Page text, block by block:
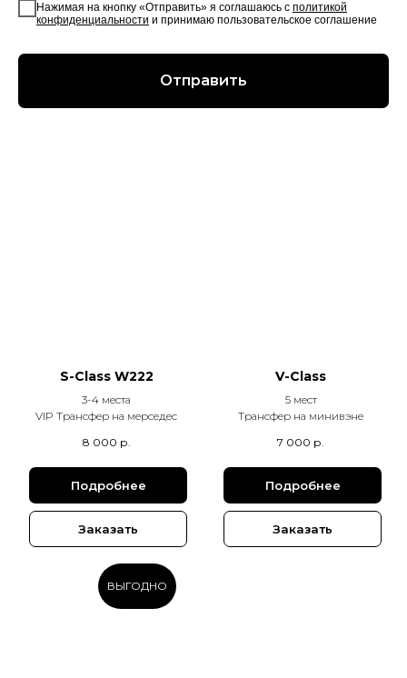
Нажимая на кнопку «Отправить» я соглашаюсь с политикой
конфиденциальности и принимаю пользовательское соглашение
Отправить
S-Class W222
3-4 места
VIP Трансфер на мерседес
8 000 р.
Подробнее
Заказать
V-Class
5 мест
Трансфер на минивэне
7 000 р.
Подробнее
Заказать
ВЫГОДНО